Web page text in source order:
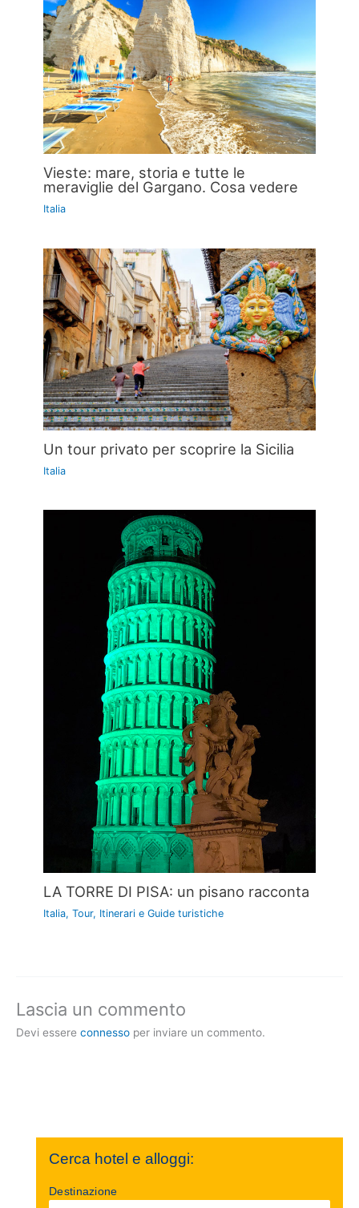
Vieste: mare, storia e tutte le
meraviglie del Gargano. Cosa vedere
Italia
Un tour privato per scoprire la Sicilia
Italia
LA TORRE DI PISA: un pisano racconta
Italia,Tour, Itinerari e Guide turistiche
Lascia un commento
Devi essere connesso per inviare un commento.
Cerca hotel e alloggi:
Destinazione